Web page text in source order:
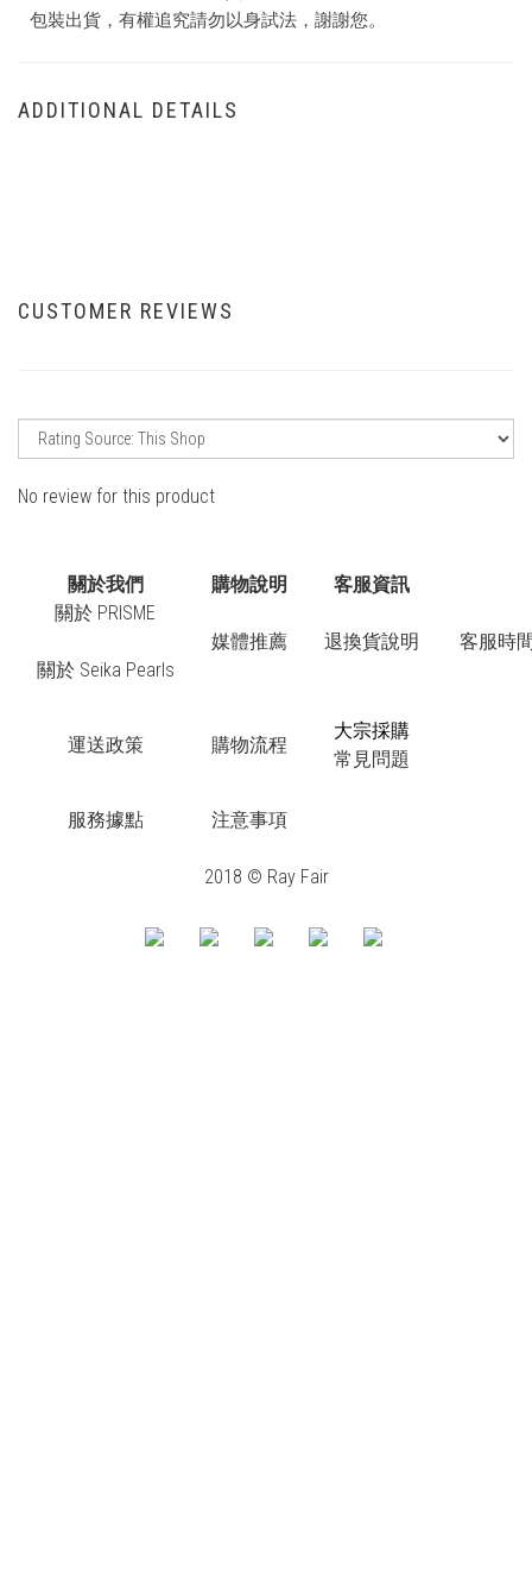
包裝出貨，有權追究請勿以身試法，謝謝您。
ADDITIONAL DETAILS
CUSTOMER REVIEWS
No review for this product
關於我們 購物說明
客服資訊
關於 PRISME
關於 Seika Pearls
媒體推薦 退換貨說明 客服時
運送政策 購物流程
大宗採購
常見問題
服務據點 注意事項
2018 © Ray Fair